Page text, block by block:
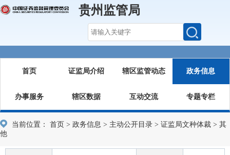
贵州监管局
首页 证监局介绍 辖区监管动态 政务信息
办事服务 辖区数据 互动交流 专题专栏
当前位置： 首页 > 政务信息 > 主动公开目录 > 证监局文种体裁 > 其
他